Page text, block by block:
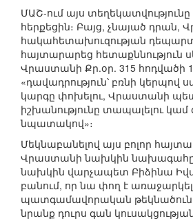
ՄԱՇ-ում այս
հերքեցին։ Բայց, չնայած
հակահետախուզության
հայտարարեց հետաքննություն
Վրաստանի Քր.օր. 315 հոդվածի
«դավադրություն՝ բռնի
կարգը փոխելու, Վրաստանի
իշխանությունը տապալելու կամ
նպատակով»։
Մեկնաբանելով այս բոլոր
Վրաստանի նախկին նախագահը
նախկին վարչապետ Բիձինա
բանում, որ նա փող է
պատգամավորական
նրանք դուրս գան